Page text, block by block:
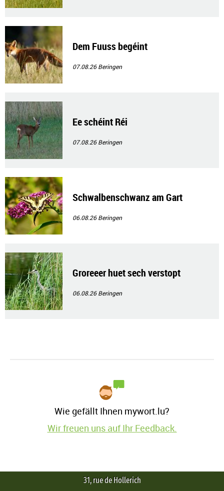
Dem Fuuss begéint
07.08.26Beringen
Ee schéint Réi
07.08.26Beringen
Schwalbenschwanz am Gart
06.08.26Beringen
Groreeer huet sech verstopt
06.08.26Beringen
Wie gefällt Ihnen mywort.lu?
Wir freuen uns auf Ihr Feedback.
31, rue de Hollerich